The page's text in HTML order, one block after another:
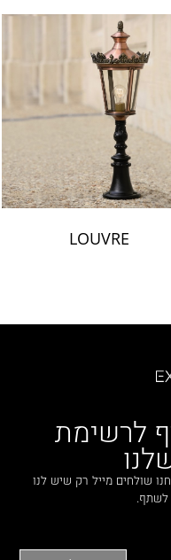
LOUVRE
לרשימת
שולחים מייל רק שיש לנו
לשתף.